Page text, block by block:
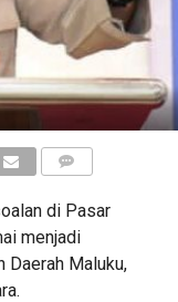
di Pasar
menjadi
Daerah Maluku,